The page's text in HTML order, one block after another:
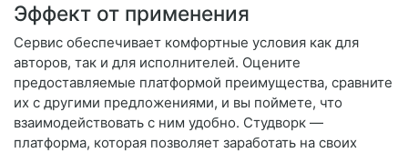
Эффект от применения
Сервис обеспечивает комфортные условия как для
авторов, так и для исполнителей. Оцените
предоставляемые платформой преимущества, сравните
их с другими предложениями, и вы поймете, что
взаимодействовать с ним удобно. Студворк —
платформа, которая позволяет заработать на своих